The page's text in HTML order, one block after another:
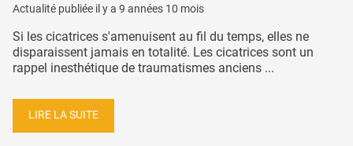
Actualité publiée il y a 9 années 10 mois
Si les cicatrices s'amenuisent au fil du temps, elles ne
disparaissent jamais en totalité. Les cicatrices sont un
rappel inesthétique de traumatismes anciens ...
LIRE LA SUITE